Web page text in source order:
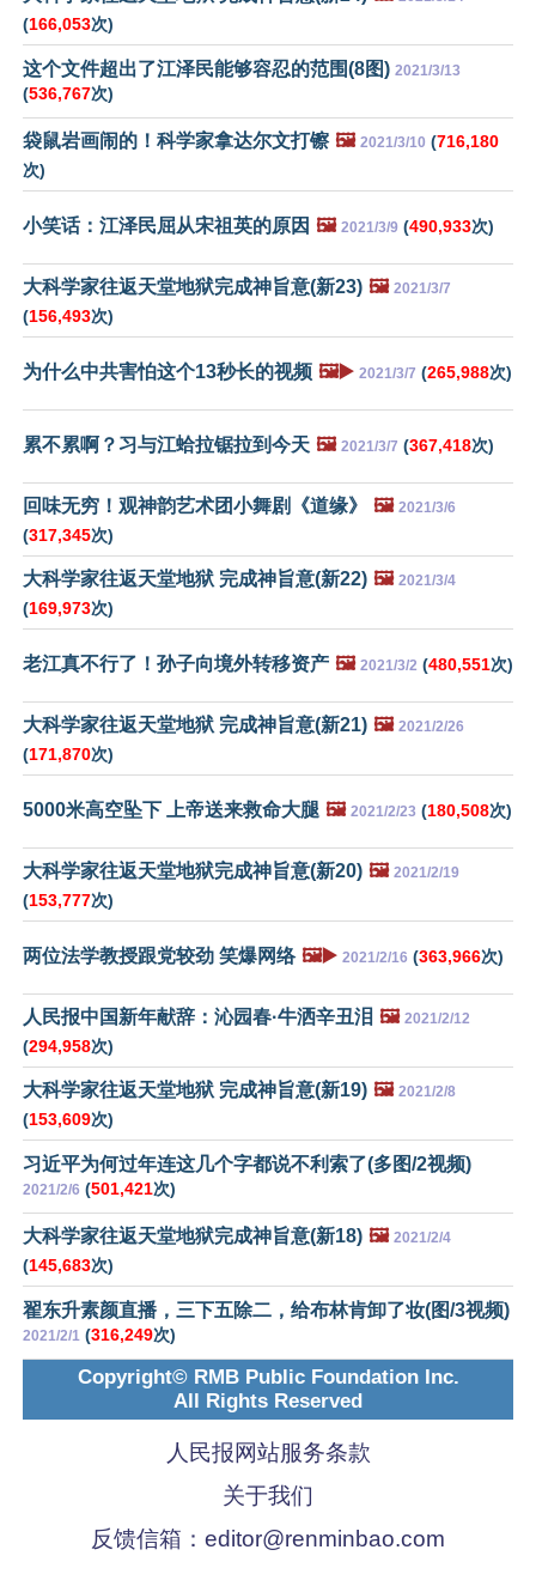
(166,053次)
这个文件超出了江泽民能够容忍的范围(8图) 2021/3/13
(536,767次)
袋鼠岩画闹的！科学家拿达尔文打镲 🖼️ 2021/3/10 (716,180
次)
小笑话：江泽民屈从宋祖英的原因 🖼️ 2021/3/9 (490,933次)
大科学家往返天堂地狱完成神旨意(新23) 🖼️ 2021/3/7
(156,493次)
为什么中共害怕这个13秒长的视频 🖼️▶️ 2021/3/7 (265,988次)
累不累啊？习与江蛤拉锯拉到今天 🖼️ 2021/3/7 (367,418次)
回味无穷！观神韵艺术团小舞剧《道缘》 🖼️ 2021/3/6
(317,345次)
大科学家往返天堂地狱 完成神旨意(新22) 🖼️ 2021/3/4
(169,973次)
老江真不行了！孙子向境外转移资产 🖼️ 2021/3/2 (480,551次)
大科学家往返天堂地狱 完成神旨意(新21) 🖼️ 2021/2/26
(171,870次)
5000米高空坠下 上帝送来救命大腿 🖼️ 2021/2/23 (180,508次)
大科学家往返天堂地狱完成神旨意(新20) 🖼️ 2021/2/19
(153,777次)
两位法学教授跟党较劲 笑爆网络 🖼️▶️ 2021/2/16 (363,966次)
人民报中国新年献辞：沁园春·牛洒辛丑泪 🖼️ 2021/2/12
(294,958次)
大科学家往返天堂地狱 完成神旨意(新19) 🖼️ 2021/2/8
(153,609次)
习近平为何过年连这几个字都说不利索了(多图/2视频)
2021/2/6 (501,421次)
大科学家往返天堂地狱完成神旨意(新18) 🖼️ 2021/2/4
(145,683次)
翟东升素颜直播，三下五除二，给布林肯卸了妆(图/3视频)
2021/2/1 (316,249次)
Copyright© RMB Public Foundation Inc.
All Rights Reserved
人民报网站服务条款
关于我们
反馈信箱： editor@renminbao.com